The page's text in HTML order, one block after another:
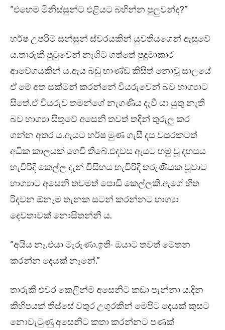
“එහෙම මිනිස්සුන්ට එළියට බහින්න පුලුවන්ද?”
හර්ෂ උපරිම සන්සුන් ස්වරයකින් යුවතියගෙන් ඇසුවේ
ය.තාරුකී පුටුවෙන් නැගිට ගත්තේ පුදුමාකාර
ආවේගයකින් ය.ඇය බඩු භාණ්ඩ කිසිත් නොවූ සාලයේ
ඒ මේ අත සක්මන් කරන්නේ වියරුවෙන් බව භාග්‍යාට
සිතේ.ඒ වියරුව තමන්ගේ නැගණිය දැවී යා යුතු නැති
බව භාග්‍යා සිතුවේ අසෙනි තවත් තදින් තුරුලු කර
ගන්න අතර ය.ඇයට හර්ෂ මුණ ගැසී දස වසරකටත්
අධික කාලයක් ගෙවී තිබේ.එදවස ඇයට හමු වූ දහසය
හැවිරිදි කෙල්ල දැන් විසිහය හැවිරිදි තරුණියක වූවාට
භාග්‍යාට අසෙනි තවමත් පොඩි කෙල්ලකි.ඇගේ හිත
රිදවන ඕනෑම තැනක සටන් කරන්නට භාග්‍යා
දෙවතාවක් නොසිතන්නී ය.
“අයිය නෑ.එයා මැරුණා.ඉතිං ඔයාට තවත් මෙතන
කරන්න දෙයක් නෑනේ.”
තාරුකී එවර කෙලින්ම අසෙනිට කඩා පැන්නා ය.දින
කිහිපයක් තිස්සේ වතුර උගුරකින් මෙපිට දෙයක් කුසට
නොවැටුණු අසෙනිට කතා කරන්නට පණක්